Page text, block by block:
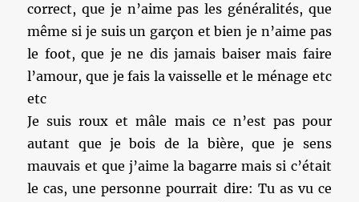
correct, que je n’aime pas les généralités, que
même si je suis un garçon et bien je n’aime pas
le foot, que je ne dis jamais baiser mais faire
l’amour, que je fais la vaisselle et le ménage etc
etc
Je suis roux et mâle mais ce n’est pas pour
autant que je bois de la bière, que je sens
mauvais et que j’aime la bagarre mais si c’était
le cas, une personne pourrait dire: Tu as vu ce